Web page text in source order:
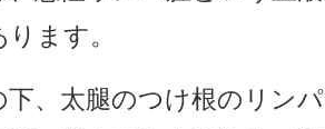
ます。
下、太腿のつけ根のリン